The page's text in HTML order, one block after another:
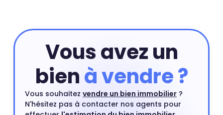
Vous avez un
bienà vendre ?
Vous souhaitez vendre un bien immobilier ?
N'hésitez pas à contacter nos agents pour